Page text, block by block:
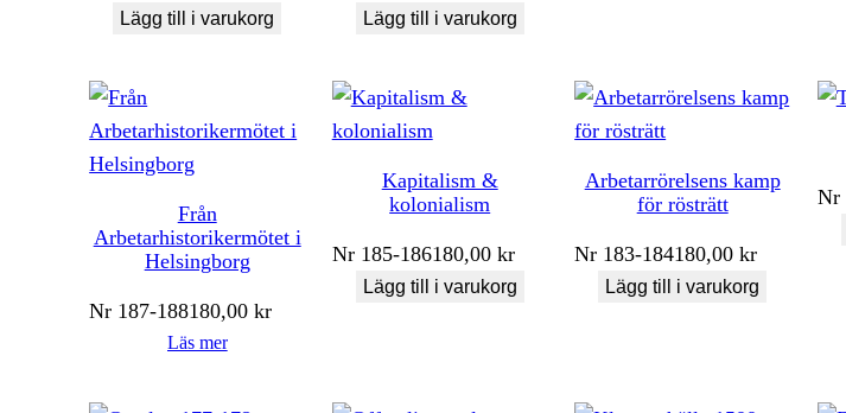
Lägg till i varukorg Lägg till i varukorg
Från
Arbetarhistorikermötet i
Helsingborg
Nr 187-188180,00kr
Läs mer
Kapitalism &
kolonialism
Nr 185-186180,00 kr
Lägg till i varukorg
Arbetarrörelsens kamp
för rösträtt
Nr 183-184180,00kr
Lägg till i varukorg
Nr